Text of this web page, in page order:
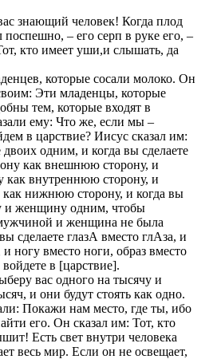
знающий человек! Когда плод
– его серп в руке его, –
кто имеет уши,и слышать, да
которые сосали молоко. Он
Эти младенцы, которые
тем, которые входят в
ему: Что же, если мы –
в царствие? Иисус сказал им:
двоих одним, и когда вы сделаете
как внешнюю сторону, и
внутреннюю сторону, и
нижнюю сторону, и когда вы
и женщину одним, чтобы
и женщина не была
сделаете глазА вместо глАза, и
ногу вместо ноги, образ вместо
в [царствие].
вас одного на тысячу и
и они будут стоять как одно.
Покажи нам место, где ты, ибо
его. Он сказал им: Тот, кто
Есть свет внутри человека
весь мир. Если он не освещает,